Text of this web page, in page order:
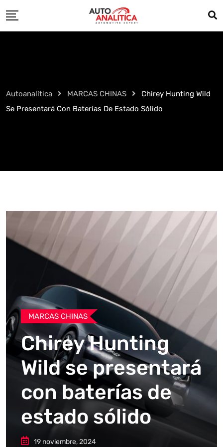
to
Autoanalítica MARCAS CHINAS
Chirey Hunting Wild
Se Presentará Con Baterías De Estado Sólido
MARCAS CHINAS
Chirey Hunting
Wild se presentará
con baterías de
estado sólido
19 noviembre, 2024